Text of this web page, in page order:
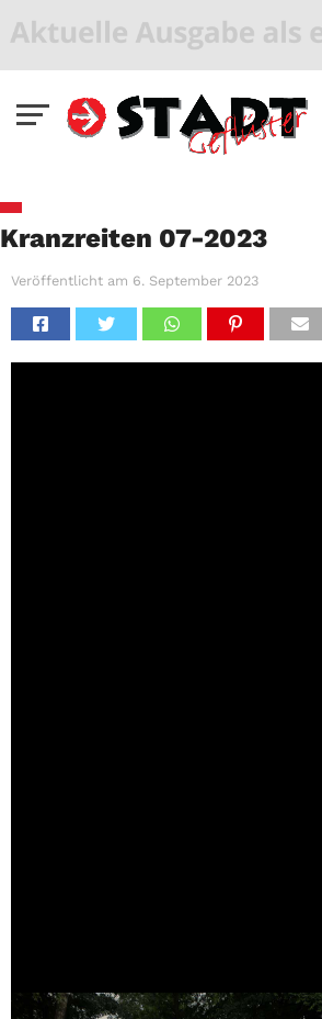
Kranzreiten 07-2023
Veröffentlicht am 6. September 2023